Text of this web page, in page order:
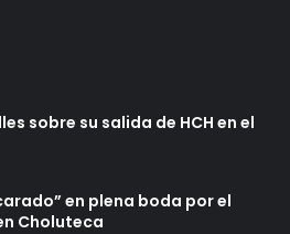
sobre su salida de HCH en el
en plena boda por el
Choluteca